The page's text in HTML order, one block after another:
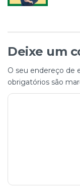
Deixe um
O seu endereço de
obrigatórios são